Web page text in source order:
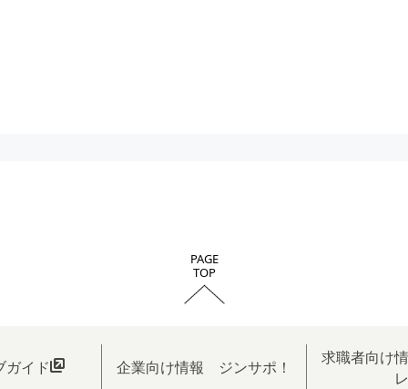
PAGE
TOP
ガイド 企業向け情報 ジンサポ！
求職者向け